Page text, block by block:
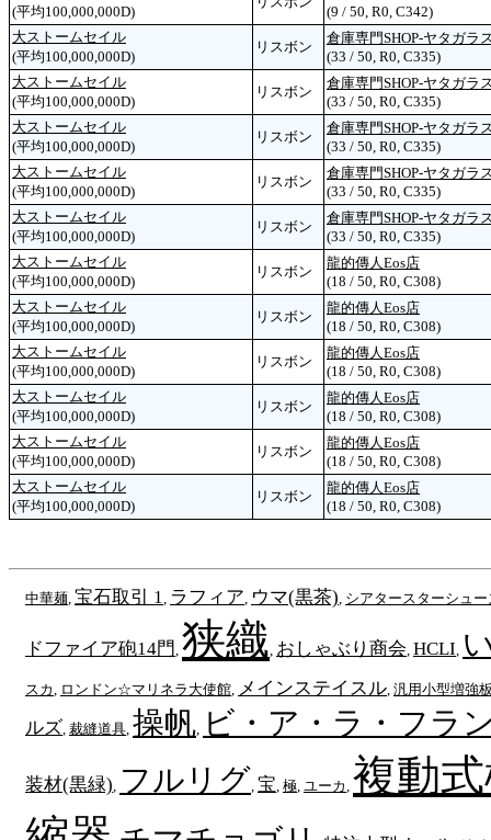
(平均100,000,000D)
(9 / 50, R0, C342)
大ストームセイル
(平均100,000,000D)
リスボン
倉庫専門SHOP-ヤタガラ
(33 / 50, R0, C335)
大ストームセイル
(平均100,000,000D)
リスボン
倉庫専門SHOP-ヤタガラ
(33 / 50, R0, C335)
大ストームセイル
(平均100,000,000D)
リスボン
倉庫専門SHOP-ヤタガラ
(33 / 50, R0, C335)
大ストームセイル
(平均100,000,000D)
リスボン
倉庫専門SHOP-ヤタガラ
(33 / 50, R0, C335)
大ストームセイル
(平均100,000,000D)
リスボン
倉庫専門SHOP-ヤタガラ
(33 / 50, R0, C335)
大ストームセイル
(平均100,000,000D)
リスボン
龍的傳人Eos店
(18 / 50, R0, C308)
大ストームセイル
(平均100,000,000D)
リスボン
龍的傳人Eos店
(18 / 50, R0, C308)
大ストームセイル
(平均100,000,000D)
リスボン
龍的傳人Eos店
(18 / 50, R0, C308)
大ストームセイル
(平均100,000,000D)
リスボン
龍的傳人Eos店
(18 / 50, R0, C308)
大ストームセイル
(平均100,000,000D)
リスボン
龍的傳人Eos店
(18 / 50, R0, C308)
大ストームセイル
(平均100,000,000D)
リスボン
龍的傳人Eos店
(18 / 50, R0, C308)
中華麺 宝石取引 1 ラフィア ウマ(黒茶) シアタースターシュー
ドファイア砲14門 狭織 おしゃぶり商会 HCLI
スカ ロンドン☆マリネラ大使館 メインステイスル 汎用小型増強
ルズ 裁縫道具 操帆 ビ・ア・ラ・フラ
装材(黒緑) フルリグ 宝 極 ユーカ 複動